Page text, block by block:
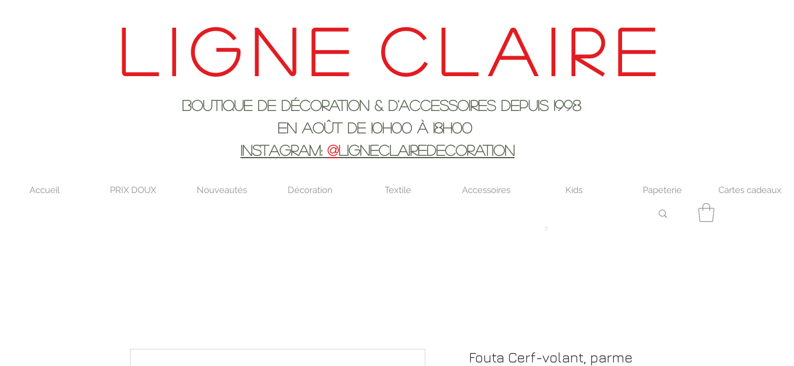
Ligne claire
Boutique de décoration & d'accessoires depuis 1998
EN AOûT DE 10h00 à 18H00
INSTAGRAM: @LIGNECLAIREDECORATION
Accueil PRIX DOUX Nouveautés Décoration Textile Accessoires Kids Papeterie Cartes cadeaux
Fouta Cerf-volant, parme